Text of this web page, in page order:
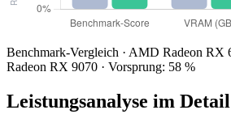
Benchmark-Vergleich · AMD Radeon
Radeon RX 9070 · Vorsprung: 58 %
Leistungsanalyse im Detail